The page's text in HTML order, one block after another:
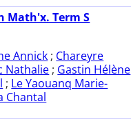
Math'x. Term S
Annick ; Chareyre
Nathalie ; Gastin Hélène
; Le Yaouanq Marie-
Chantal